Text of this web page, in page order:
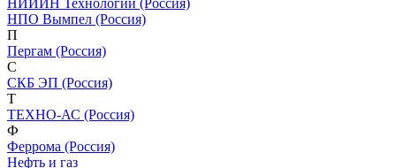
НИИИН Технологии (Россия)
НПО Вымпел (Россия)
П
Пергам (Россия)
С
СКБ ЭП (Россия)
Т
ТЕХНО-АС (Россия)
Ф
Феррома (Россия)
Нефть и газ